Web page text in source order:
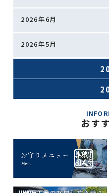
2026年6月
2026年5月
おす